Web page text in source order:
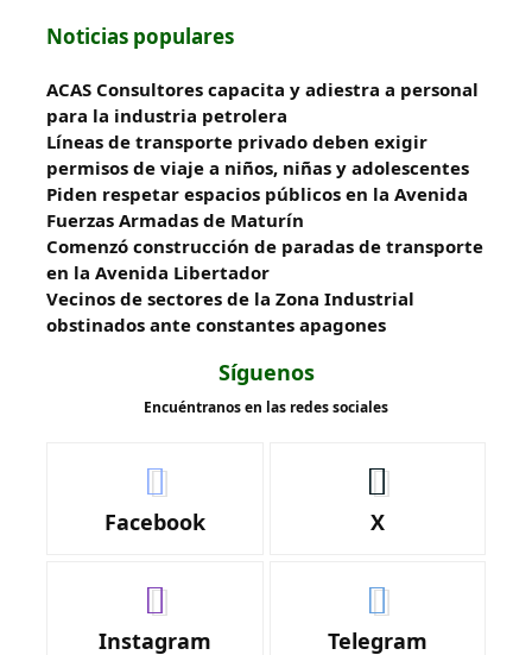
Noticias populares
ACAS Consultores capacita y adiestra a personal
para la industria petrolera
Líneas de transporte privado deben exigir
permisos de viaje a niños, niñas y adolescentes
Piden respetar espacios públicos en la Avenida
Fuerzas Armadas de Maturín
​Comenzó construcción de paradas de transporte
en la Avenida Libertador
Vecinos de sectores de la Zona Industrial
obstinados ante constantes apagones
Síguenos
Encuéntranos en las redes sociales
Facebook X
Instagram Telegram